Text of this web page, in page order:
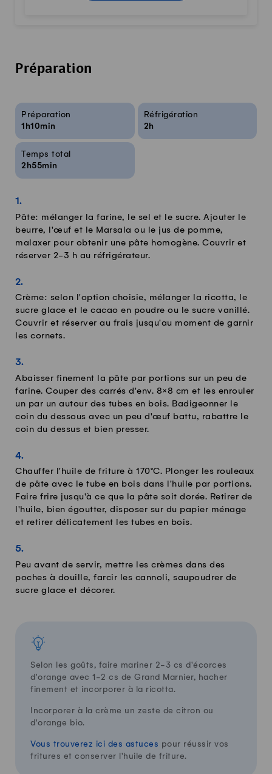
Préparation
Infos sur la recette
Préparation
1h10min
Réfrigération
2h
Temps total
2h55min
Pâte: mélanger la farine, le sel et le sucre. Ajouter le
beurre, l'œuf et le Marsala ou le jus de pomme,
malaxer pour obtenir une pâte homogène. Couvrir et
réserver 2-3 h au réfrigérateur.
Crème: selon l'option choisie, mélanger la ricotta, le
sucre glace et le cacao en poudre ou le sucre vanillé.
Couvrir et réserver au frais jusqu'au moment de garnir
les cornets.
Abaisser finement la pâte par portions sur un peu de
farine. Couper des carrés d'env. 8×8 cm et les enrouler
un par un autour des tubes en bois. Badigeonner le
coin du dessous avec un peu d'œuf battu, rabattre le
coin du dessus et bien presser.
Chauffer l'huile de friture à 170°C. Plonger les rouleaux
de pâte avec le tube en bois dans l'huile par portions.
Faire frire jusqu'à ce que la pâte soit dorée. Retirer de
l'huile, bien égoutter, disposer sur du papier ménage
et retirer délicatement les tubes en bois.
Peu avant de servir, mettre les crèmes dans des
poches à douille, farcir les cannoli, saupoudrer de
sucre glace et décorer.
Selon les goûts, faire mariner 2-3 cs d'écorces
d'orange avec 1-2 cs de Grand Marnier, hacher
finement et incorporer à la ricotta.
Incorporer à la crème un zeste de citron ou
d'orange bio.
Vous trouverez ici des astuces pour réussir vos
fritures et conserver l'huile de friture.